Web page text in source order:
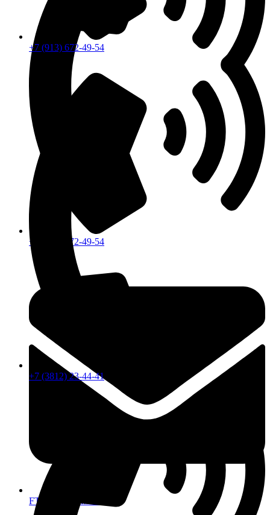
+7 (913) 672-49-54
FTS-omsk@mail.ru
+7 (913) 672-49-54
+7 (3812) 23-44-41